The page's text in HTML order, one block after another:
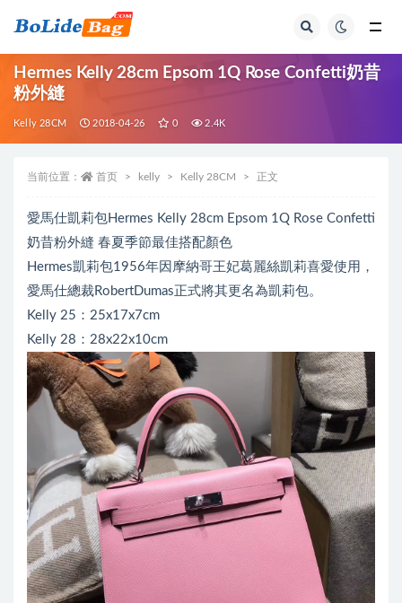
Hermes Kelly 28cm Epsom 1Q Rose Confetti奶昔
粉外縫
Kelly 28CM 2018-04-26 0 2.4K
当前位置： 首页 kelly Kelly 28CM 正文
愛馬仕凱莉包Hermes Kelly 28cm Epsom 1Q Rose Confetti
奶昔粉外縫 春夏季節最佳搭配顏色
Hermes凱莉包1956年因摩納哥王妃葛麗絲凱莉喜愛使用，
愛馬仕總裁RobertDumas正式將其更名為凱莉包。
Kelly 25：25x17x7cm
Kelly 28：28x22x10cm